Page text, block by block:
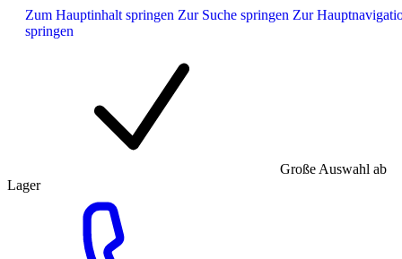
Zum Hauptinhalt springen Zur Suche springen Zur
springen
Große Auswahl ab
Lager